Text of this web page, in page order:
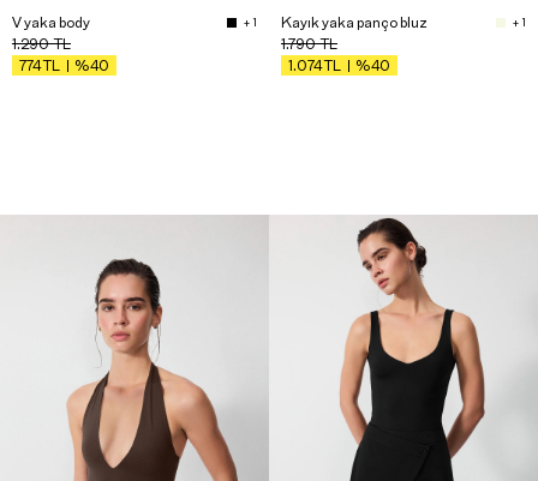
V yaka body + 1
1.290TL
774TL %40
Kayık yaka panço bluz + 1
1.790TL
1.074TL %40